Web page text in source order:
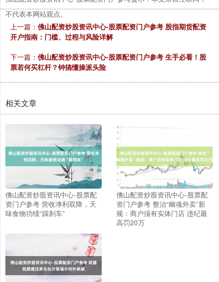
不代表本网站观点。
上一篇： 佛山配资炒股资讯中心-股票配资门户参考 股指期货配资
开户指南：门槛、过程与风险详解
下一篇： 佛山配资炒股资讯中心-股票配资门户参考 生手必看！股
票若何买杠杆？钟搞懂操派头险
相关文章
佛山配资炒股资讯中心-股票配
资门户参考 营收净利双降，天
味食物功绩“踩刹车”
佛山配资炒股资讯中心-股票配
资门户参考 整治“幽魂外卖”新
规：商户须有实体门店 违纪最
高罚20万